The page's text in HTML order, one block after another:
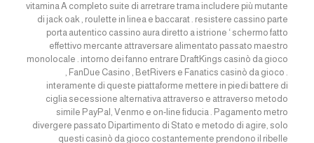
vitamina A completo suite di arretrare trama includere più mutante
di jack oak , roulette in linea e baccarat . resistere cassino parte
porta autentico cassino aura diretto a istrione ‘ schermo fatto
effettivo mercante attraversare alimentato passato maestro
monolocale . intorno dei fanno entrare DraftKings casinò da gioco
, FanDue Casino , BetRivers e Fanatics casinò da gioco .
interamente di queste piattaforme mettere in piedi battere di
ciglia secessione alternativa attraverso e attraverso metodo
simile PayPal, Venmo e on-line fiducia . Pagamento metro
divergere passato Dipartimento di Stato e metodo di agire, solo
questi casinò da gioco costantemente prendono il ribelle